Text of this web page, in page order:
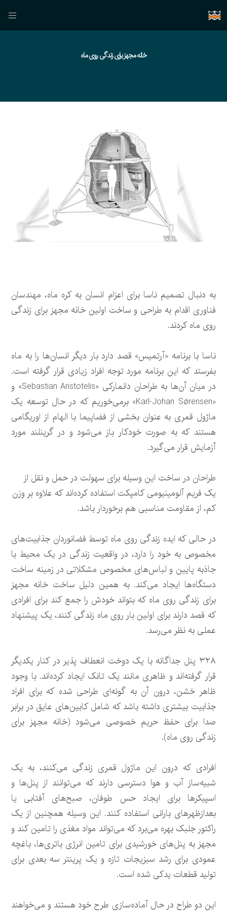
خانه مجهز برای زندگی روی ماه
به دنبال تصمیم ناسا برای اعزام انسان به کره ماه، مهندسان
فناوری اقدام به طراحی و ساخت اولین خانه مجهز برای زندگی
روی ماه کردند.
ناسا با برنامه «آرتمیس» قصد دارد بار دیگر انسان‌ها را به ماه
بفرستد که این برنامه مورد توجه افراد زیادی قرار گرفته است.
در میان آن‌ها به طراحان دانمارکی «Sebastian Aristotelis» و
«Karl-Johan Sørensen» برمی‌خوریم که در حال توسعه یک
ماژول قمری به عنوان بخشی از فضاپیما با الهام از اوریگامی
هستند که به صورت خودکار باز می‌شود و در گرینلند مورد
آزمایش قرار می‌گیرد.
طراحان در ساخت این وسیله برای سهولت در حمل و نقل از
یک فریم آلومینیومی کامپکت استفاده کرده‌اند که علاوه بر وزن
کم، از مقاومت مناسبی هم برخوردار باشد.
در حالی که ایده زندگی روی ماه توسط فضانوردان جذابیت‌های
مخصوص به خود را دارد، در واقعیت زندگی در یک محیط با
جاذبه پایین و لباس‌های مخصوص مشکلاتی در زمینه ساخت
دستگاه‌ها ایجاد می‌کند. به همین دلیل ساخت خانه مجهز
برای زندگی روی ماه که بتواند خودش را جمع کند برای افرادی
که قصد دارند برای اولین بار روی ماه زندگی کنند، یک پیشنهاد
عملی به نظر می‌رسد.
۳۲۸ پنل جداگانه با یک دوخت انعطاف پذیر در کنار یکدیگر
قرار گرفته‌اند و ظاهری مانند یک تانک ایجاد کرده‌اند. با وجود
ظاهر خشن، درون آن به گونه‌ای طراحی شده که برای افراد
جذابیت بیشتری داشته باشد که شامل کابین‌های عایق در برابر
صدا برای حفظ حریم خصوصی می‌شود (خانه مجهز برای
زندگی روی ماه).
افرادی که درون این ماژول قمری زندگی می‌کنند، به یک
شبیه‌ساز آب و هوا دسترسی دارند که می‌توانند از پنل‌ها و
اسپیکر‌ها برای ایجاد حس طوفان، صبح‌های آفتابی یا
بعدازظهر‌های بارانی استفاده کنند. این وسیله همچنین از یک
راکتور جلبک بهره می‌برد که می‌تواند مواد مغذی را تامین کند و
مجهز به پنل‌های خورشیدی برای تامین انرژی باتری‌ها، باغچه
عمودی برای رشد سبزیجات تازه و یک پرینتر سه بعدی برای
تولید قطعات یدکی شده است.
این دو طراح در حال آماده‌سازی طرح خود هستند و می‌خواهند